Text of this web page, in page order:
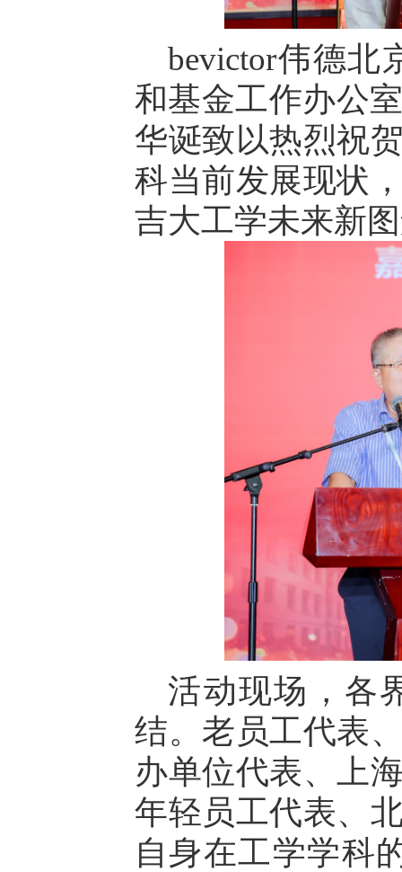
bevictor伟德北
和基金工作办公
华诞致以热烈祝
科当前发展现状
吉大工学未来新
活动现场，各
结。老员工代表
办单位代表、上
年轻员工代表、
自身在工学学科